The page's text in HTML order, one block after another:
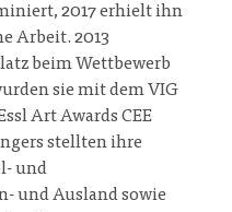
2017 erhielt ihn
Arbeit. 2013
beim Wettbewerb
sie mit dem VIG
Art Awards CEE
stellten ihre
und
und Ausland sowie